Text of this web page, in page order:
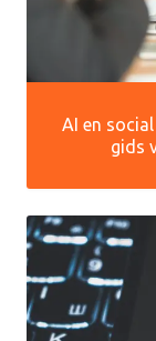
AI en
gids